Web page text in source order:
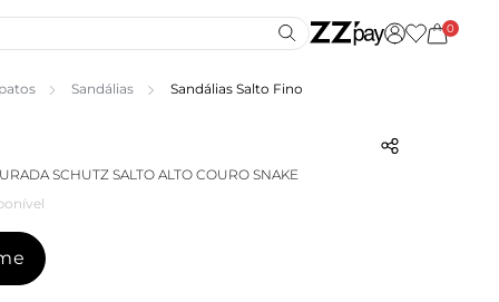
0
Sandálias Sandálias Salto Fino
SCHUTZ SALTO ALTO COURO SNAKE